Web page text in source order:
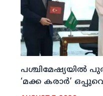
പശ്ചിമേഷ്യയില്‍
‘മക്ക കരാര്‍’